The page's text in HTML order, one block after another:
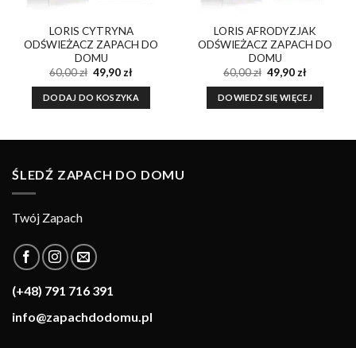
LORIS CYTRYNA
ODŚWIEŻACZ ZAPACH DO
DOMU
60,00zł Pierwotna
cena
wynosiła:
60,00 zł.
49,90złAktualna
wynosi:
49,90 zł.
DODAJ DO KOSZYKA
LORIS AFRODYZJAK
ODŚWIEŻACZ ZAPACH DO
DOMU
60,00zł Pierwotna
cena
wynosiła:
60,00 zł.
49,90złAktualna
wynosi:
49,90 zł.
DOWIEDZ SIĘ WIĘCEJ
ŚLEDŹ ZAPACH DO DOMU
Twój Zapach
(+48) 791 716 391
info@zapachdodomu.pl